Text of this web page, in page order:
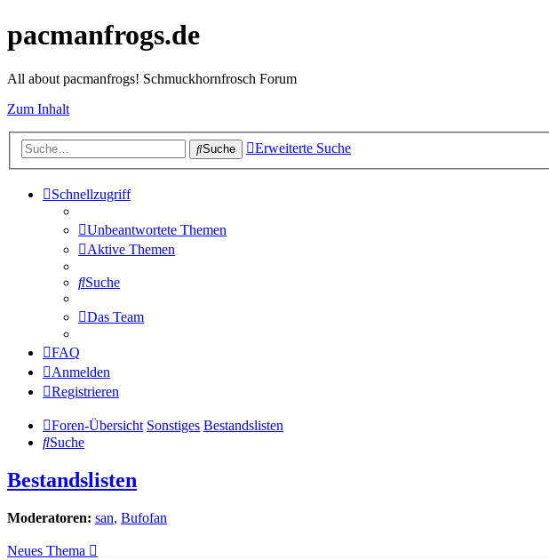
pacmanfrogs.de
All about pacmanfrogs! Schmuckhornfrosch Forum
Zum Inhalt
Suche Erweiterte Suche
Schnellzugriff
Unbeantwortete Themen
Aktive Themen
Suche
Das Team
FAQ
Anmelden
Registrieren
Foren-Übersicht Sonstiges Bestandslisten
Suche
Bestandslisten
Moderatoren: san, Bufofan
Neues Thema